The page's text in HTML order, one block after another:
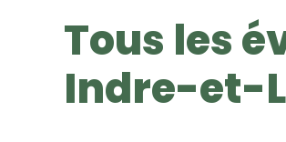
Tous les
Indre-et-